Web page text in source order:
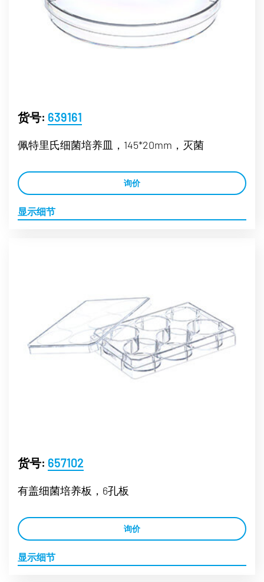
货号: 639161
佩特里氏细菌培养皿，145*20mm，灭菌
询价
显示细节
货号: 657102
有盖细菌培养板，6孔板
询价
显示细节